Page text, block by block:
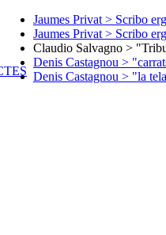
Jaumes Privat > Scribo
Jaumes Privat > Scribo
Claudio Salvagno >
Denis Castagnou >
Denis Castagnou > "la